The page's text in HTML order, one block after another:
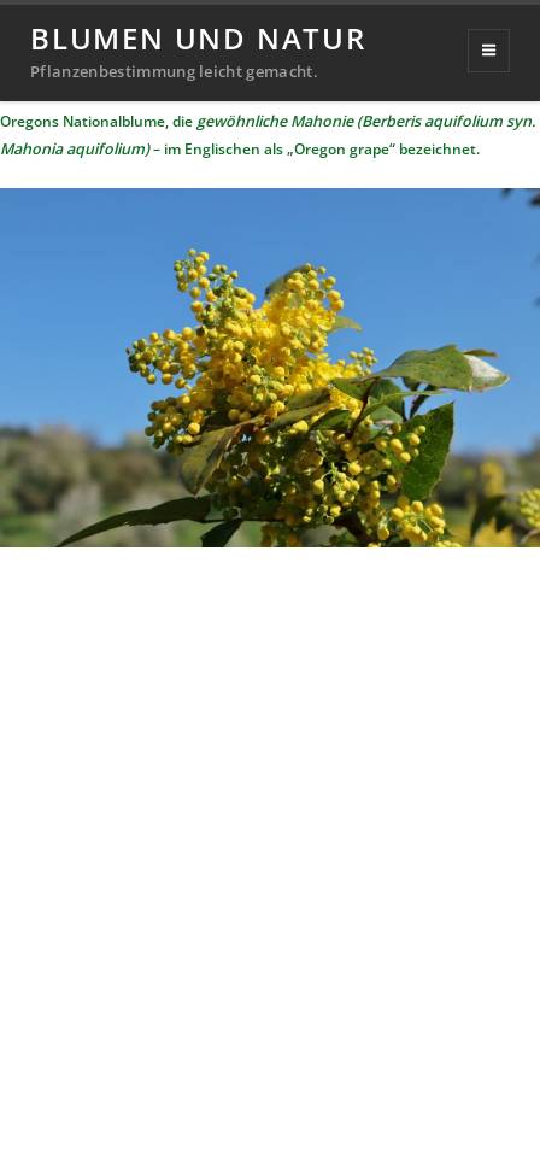
BLUMEN UND NATUR
Pflanzenbestimmung leicht gemacht.
Mahonie
Veröffentlicht
am
16. April 202020. September 2024
von
Michael
Richter
Oregons Nationalblume, die gewöhnliche Mahonie (Berberis aquifolium syn.
Mahonia aquifolium)– im Englischen als „Oregon grape“ bezeichnet.